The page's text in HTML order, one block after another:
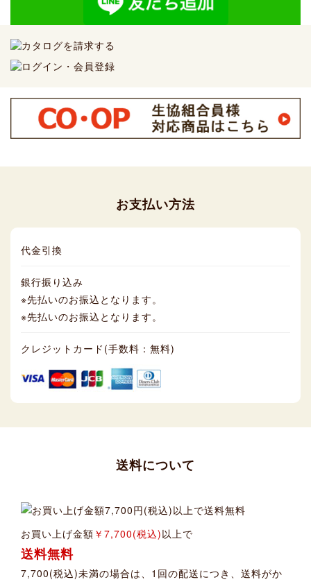
お支払い方法
代金引換
銀行振り込み
※先払いのお振込となります。
※先払いのお振込となります。
クレジットカード(手数料：無料)
送料について
お買い上げ金額 ￥7,700(税込)以上で
送料無料
7,700(税込)未満の場合は、1回の配送につき、送料がか